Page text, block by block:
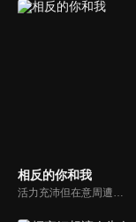
相反的你和我
活力充沛但在意周遭目光的鈴木，正在單戀勇於表達自己意見的文靜男子・谷同學。可是鈴木因為太在意周遭的目光，無法用平常心跟谷同學相處，總是亂搭話…某天鈴木終於鼓起勇氣，試著約谷同學一起回家，結果…！？